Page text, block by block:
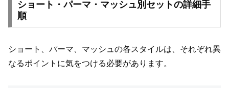
ショート・パーマ・マッシュ別セットの詳細手
順
ショート、パーマ、マッシュの各スタイルは、それぞれ異
なるポイントに気をつける必要があります。